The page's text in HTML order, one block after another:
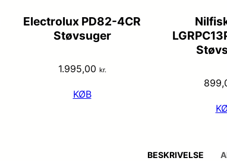
Electrolux PD82-4CR
Støvsuger
1.995,00 kr.
KØB
BESKRIVELSE